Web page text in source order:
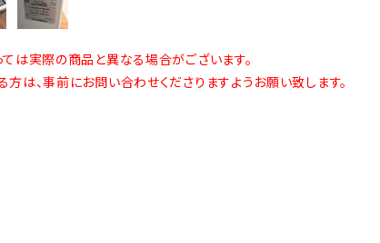
は実際の商品と異なる場合がございます。
は、事前にお問い合わせくださりますようお願い致します。